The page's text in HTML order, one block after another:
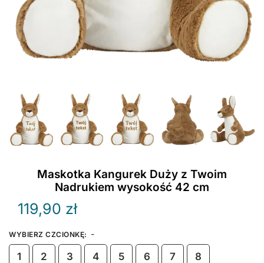
Maskotka Kangurek Duży z Twoim
Nadrukiem wysokość 42 cm
119,90 zł
WYBIERZ CZCIONKĘ: -
1 2 3 4 5 6 7 8